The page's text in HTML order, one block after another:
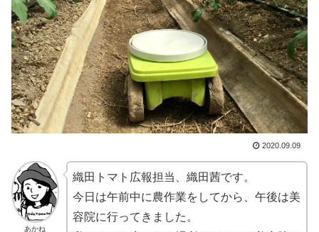
2020.09.09
あかね
織田トマト広報担当、織田茜です。
今日は午前中に農作業をしてから、午後は美
容院に行ってきました。